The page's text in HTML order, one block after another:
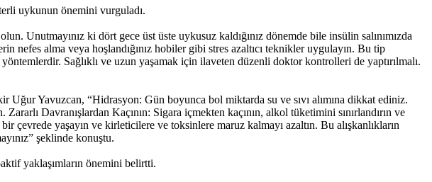
uykunun önemini vurguladı.
Unutmayınız ki dört gece üst üste uykusuz kaldığınız dönemde bile insülin salınımızda
alma veya hoşlandığınız hobiler gibi stres azaltıcı teknikler uygulayın. Bu tip
Sağlıklı ve uzun yaşamak için ilaveten düzenli doktor kontrolleri de yaptırılmalı.
Uğur Yavuzcan, “Hidrasyon: Gün boyunca bol miktarda su ve sıvı alımına dikkat ediniz.
Davranışlardan Kaçının: Sigara içmekten kaçının, alkol tüketimini sınırlandırın ve
yaşayın ve kirleticilere ve toksinlere maruz kalmayı azaltın. Bu alışkanlıkların
şeklinde konuştu.
yaklaşımların önemini belirtti.